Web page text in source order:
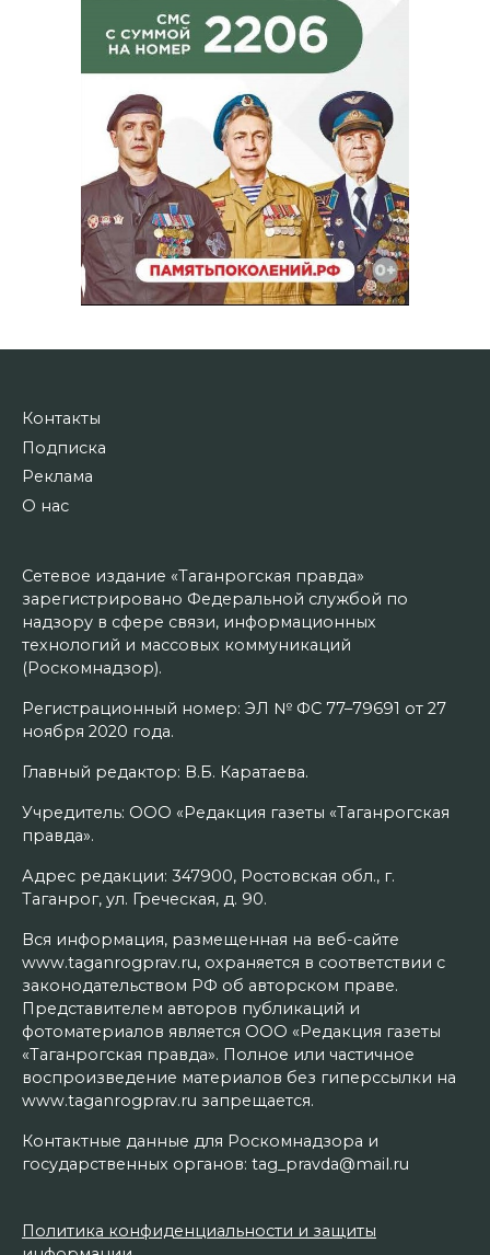
Контакты
Подписка
Реклама
О нас
Сетевое издание «Таганрогская правда»
зарегистрировано Федеральной службой по
надзору в сфере связи, информационных
технологий и массовых коммуникаций
(Роскомнадзор).
Регистрационный номер: ЭЛ № ФС 77–79691 от 27
ноября 2020 года.
Главный редактор: В.Б. Каратаева.
Учредитель: ООО «Редакция газеты «Таганрогская
правда».
Адрес редакции: 347900, Ростовская обл., г.
Таганрог, ул. Греческая, д. 90.
Вся информация, размещенная на веб-сайте
www.taganrogprav.ru, охраняется в соответствии с
законодательством РФ об авторском праве.
Представителем авторов публикаций и
фотоматериалов является ООО «Редакция газеты
«Таганрогская правда». Полное или частичное
воспроизведение материалов без гиперссылки на
www.taganrogprav.ru запрещается.
Контактные данные для Роскомнадзора и
государственных органов: tag_pravda@mail.ru
Политика конфиденциальности и защиты